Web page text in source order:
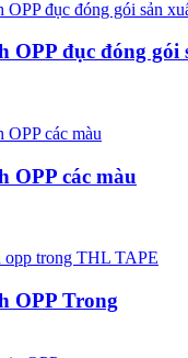
OPP đục đóng gói
OPP các màu
OPP Trong